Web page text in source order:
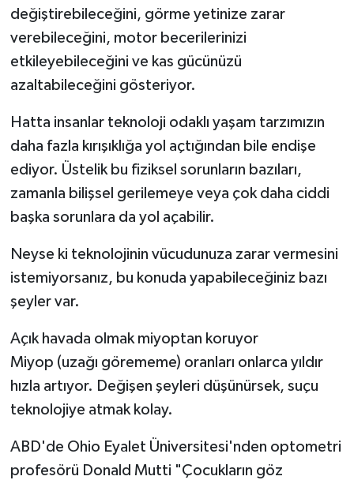
değiştirebileceğini, görme yetinize zarar
verebileceğini, motor becerilerinizi
etkileyebileceğini ve kas gücünüzü
azaltabileceğini gösteriyor.
Hatta insanlar teknoloji odaklı yaşam tarzımızın
daha fazla kırışıklığa yol açtığından bile endişe
ediyor. Üstelik bu fiziksel sorunların bazıları,
zamanla bilişsel gerilemeye veya çok daha ciddi
başka sorunlara da yol açabilir.
Neyse ki teknolojinin vücudunuza zarar vermesini
istemiyorsanız, bu konuda yapabileceğiniz bazı
şeyler var.
Açık havada olmak miyoptan koruyor
Miyop (uzağı görememe) oranları onlarca yıldır
hızla artıyor. Değişen şeyleri düşünürsek, suçu
teknolojiye atmak kolay.
ABD'de Ohio Eyalet Üniversitesi'nden optometri
profesörü Donald Mutti "Çocukların göz